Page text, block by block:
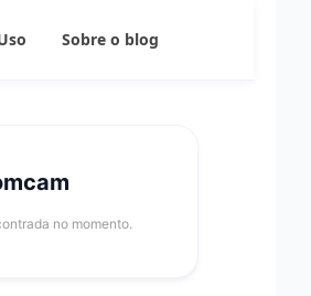
Sobre o blog
no momento.